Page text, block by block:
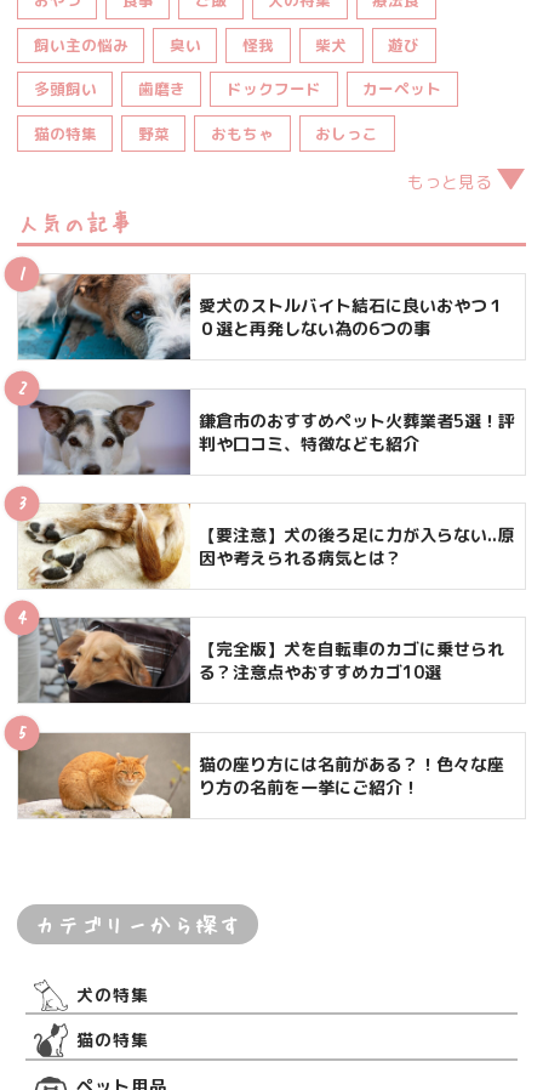
飼い主の悩み 臭い 怪我 柴犬 遊び
多頭飼い 歯磨き ドックフード カーペット
猫の特集 野菜 おもちゃ おしっこ
もっと見る
人気の記事
愛犬のストルバイト結石に良いおやつ１
０選と再発しない為の6つの事
鎌倉市のおすすめペット火葬業者5選！評
判や口コミ、特徴なども紹介
【要注意】犬の後ろ足に力が入らない..原
因や考えられる病気とは？
【完全版】犬を自転車のカゴに乗せられ
る？注意点やおすすめカゴ10選
猫の座り方には名前がある？！色々な座
り方の名前を一挙にご紹介！
カテゴリーから探す
犬の特集
猫の特集
ペット用品